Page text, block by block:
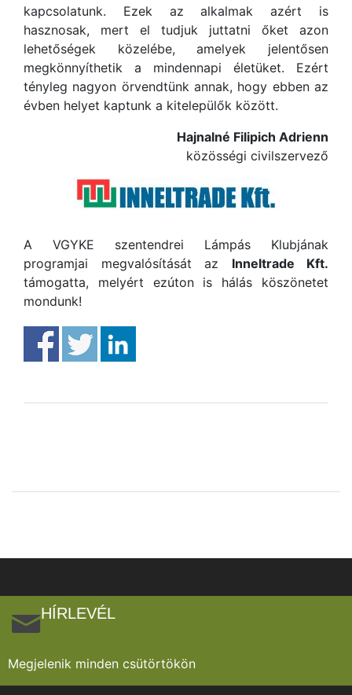
kapcsolatunk. Ezek az alkalmak azért is
hasznosak, mert el tudjuk juttatni őket azon
lehetőségek közelébe, amelyek jelentősen
megkönnyíthetik a mindennapi életüket. Ezért
tényleg nagyon örvendtünk annak, hogy ebben az
évben helyet kaptunk a kitelepülők között.
Hajnalné Filipich Adrienn
közösségi civilszervező
A VGYKE szentendrei Lámpás Klubjának
programjai megvalósítását az Inneltrade Kft.
támogatta, melyért ezúton is hálás köszönetet
mondunk!
HÍRLEVÉL
Megjelenik minden csütörtökön